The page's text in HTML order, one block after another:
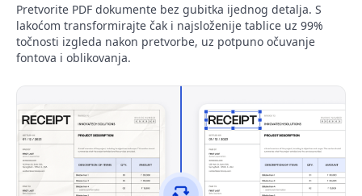
Pretvorite PDF dokumente bez gubitka ijednog detalja. S
lakoćom transformirajte čak i najsloženije tablice uz 99%
točnosti izgleda nakon pretvorbe, uz potpuno očuvanje
fontova i oblikovanja.